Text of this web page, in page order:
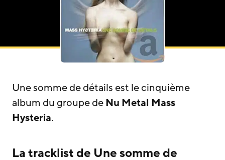
Une somme de détails est le cinquième
album du groupe deNu Metal Mass
Hysteria.
La tracklist de Une somme de